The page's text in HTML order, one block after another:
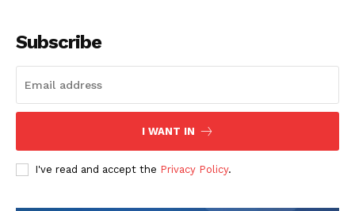
Subscribe
I WANT IN
I've read and accept the Privacy Policy.